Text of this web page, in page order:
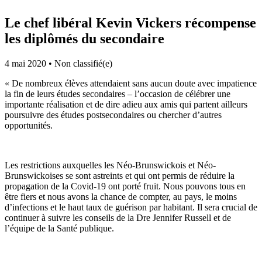
Le chef libéral Kevin Vickers récompense
les diplômés du secondaire
4 mai 2020 • Non classifié(e)
« De nombreux élèves attendaient sans aucun doute avec impatience
la fin de leurs études secondaires – l’occasion de célébrer une
importante réalisation et de dire adieu aux amis qui partent ailleurs
poursuivre des études postsecondaires ou chercher d’autres
opportunités.
Les restrictions auxquelles les Néo-Brunswickois et Néo-
Brunswickoises se sont astreints et qui ont permis de réduire la
propagation de la Covid-19 ont porté fruit. Nous pouvons tous en
être fiers et nous avons la chance de compter, au pays, le moins
d’infections et le haut taux de guérison par habitant. Il sera crucial de
continuer à suivre les conseils de la Dre Jennifer Russell et de
l’équipe de la Santé publique.